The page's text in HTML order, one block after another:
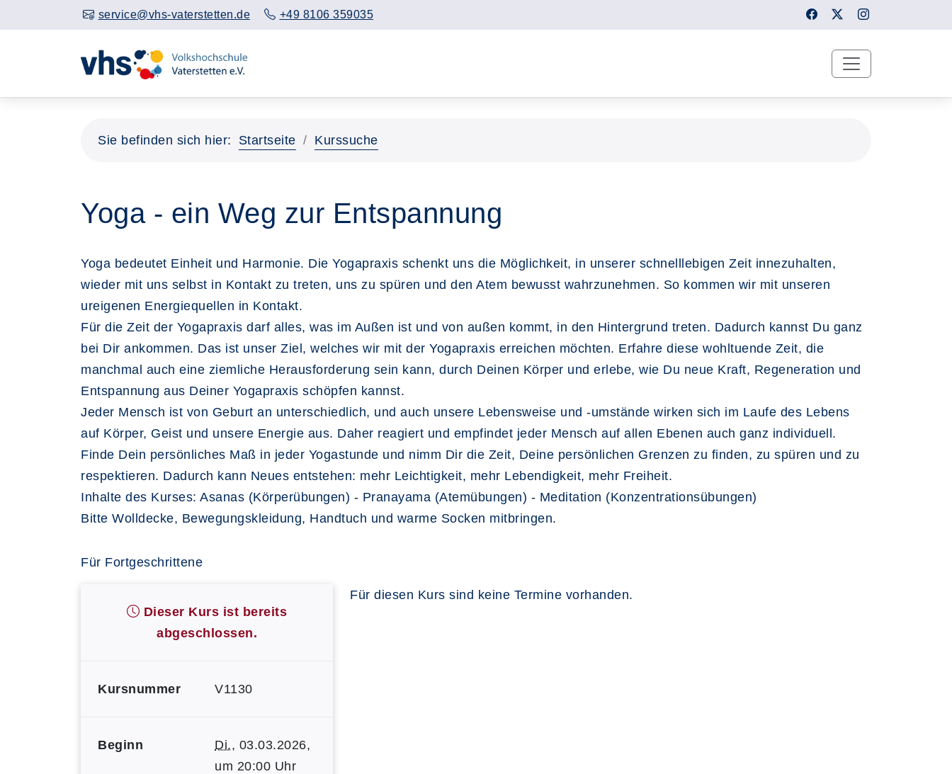
service@vhs-vaterstetten.de +49 8106 359035
Sie befinden sich hier: Startseite Kurssuche
Yoga - ein Weg zur Entspannung
Yoga bedeutet Einheit und Harmonie. Die Yogapraxis schenkt uns die Möglichkeit, in unserer schnelllebigen Zeit innezuhalten,
wieder mit uns selbst in Kontakt zu treten, uns zu spüren und den Atem bewusst wahrzunehmen. So kommen wir mit unseren
ureigenen Energiequellen in Kontakt.
Für die Zeit der Yogapraxis darf alles, was im Außen ist und von außen kommt, in den Hintergrund treten. Dadurch kannst Du ganz
bei Dir ankommen. Das ist unser Ziel, welches wir mit der Yogapraxis erreichen möchten. Erfahre diese wohltuende Zeit, die
manchmal auch eine ziemliche Herausforderung sein kann, durch Deinen Körper und erlebe, wie Du neue Kraft, Regeneration und
Entspannung aus Deiner Yogapraxis schöpfen kannst.
Jeder Mensch ist von Geburt an unterschiedlich, und auch unsere Lebensweise und -umstände wirken sich im Laufe des Lebens
auf Körper, Geist und unsere Energie aus. Daher reagiert und empfindet jeder Mensch auf allen Ebenen auch ganz individuell.
Finde Dein persönliches Maß in jeder Yogastunde und nimm Dir die Zeit, Deine persönlichen Grenzen zu finden, zu spüren und zu
respektieren. Dadurch kann Neues entstehen: mehr Leichtigkeit, mehr Lebendigkeit, mehr Freiheit.
Inhalte des Kurses: Asanas (Körperübungen) - Pranayama (Atemübungen) - Meditation (Konzentrationsübungen)
Bitte Wolldecke, Bewegungskleidung, Handtuch und warme Socken mitbringen.
Für Fortgeschrittene
Dieser Kurs ist bereits
abgeschlossen.
Kursnummer V1130
Beginn Di., 03.03.2026,
um 20:00 Uhr
Für diesen Kurs sind keine Termine vorhanden.